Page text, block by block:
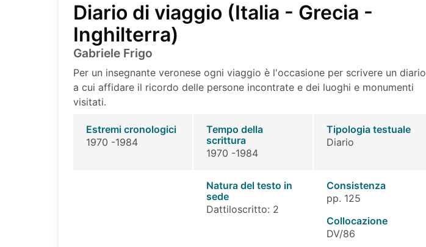
Diario di viaggio (Italia - Grecia -
Inghilterra)
Gabriele Frigo
Per un insegnante veronese ogni viaggio è l'occasione per scrivere un diario
a cui affidare il ricordo delle persone incontrate e dei luoghi e monumenti
visitati.
Estremi cronologici
1970 -1984
Tempo della
scrittura
1970 -1984
Tipologia testuale
Diario
Natura del testo in
sede
Dattiloscritto: 2
Consistenza
pp. 125
Collocazione
DV/86